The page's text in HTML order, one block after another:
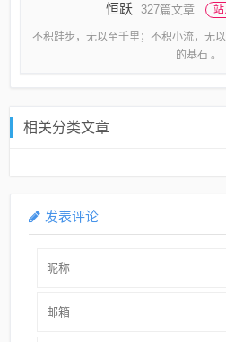
恒跃 327篇文章 站
不积跬步，无以至千里；不积小流，无
的基石 。
相关分类文章
发表评论